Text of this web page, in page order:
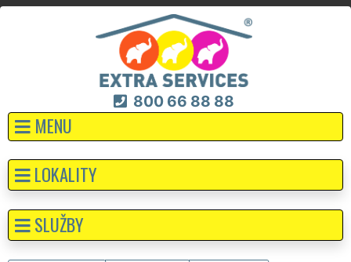
800 66 88 88
MENU
LOKALITY
SLUŽBY